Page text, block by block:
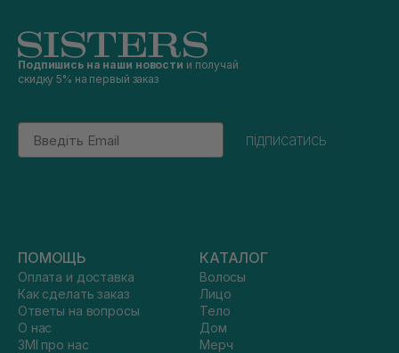
За специальный уход отвечают маски и патчи. Применять
их нужно по необходимости. Зимой допускается
ежедневное использование, в летний период перерывы
между процедурами должны быть подольше.
Косметика для губ в Украине в магазине
пересушивают кожу;
витамины, гиалуроновая кислота, глицерин и пантенол
должны входить в состав обязательно;
идеально использовать гипоаллергенную косметику;
профессиональные средства для губ по цене
Подпишись на наши новости и получай
скидку 5% на первый заказ
Email
підписатись
ПОМОЩЬ
Оплата и доставка
Как сделать заказ
Ответы на вопросы
О нас
ЗМІ про нас
КАТАЛОГ
Волосы
Лицо
Тело
Дом
Мерч